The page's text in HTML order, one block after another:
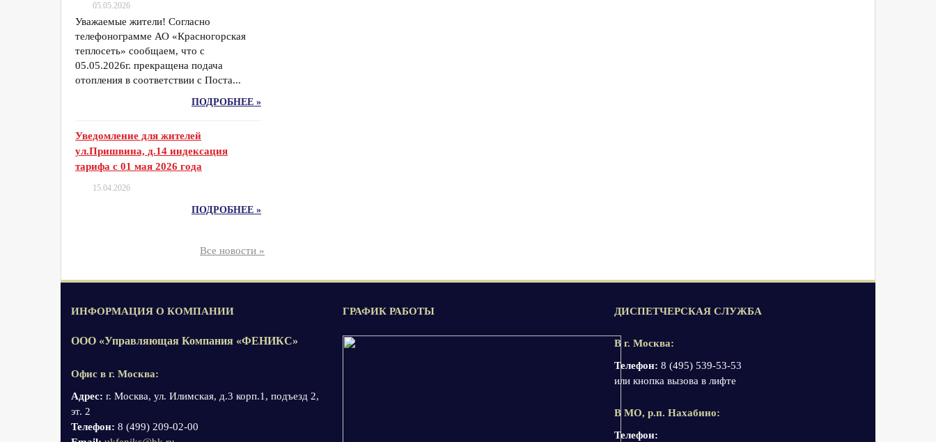
05.05.2026
Уважаемые жители! Согласно
телефонограмме АО «Красногорская
теплосеть» сообщаем, что с
05.05.2026г. прекращена подача
отопления в соответствии с Поста...
ПОДРОБНЕЕ »
Уведомление для жителей
ул.Пришвина, д.14 индексация
тарифа с 01 мая 2026 года
15.04.2026
ПОДРОБНЕЕ »
Все новости »
ИНФОРМАЦИЯ О КОМПАНИИ
ООО «Управляющая Компания «ФЕНИКС»
Офис в г. Москва:
Адрес: г. Москва, ул. Илимская, д.3 корп.1, подъезд 2,
эт. 2
Телефон: 8 (499) 209-02-00
ГРАФИК РАБОТЫ ДИСПЕТЧЕРСКАЯ СЛУЖБА
В г. Москва:
Телефон: 8 (495) 539-53-53
или кнопка вызова в лифте
В МО, р.п. Нахабино:
Телефон: